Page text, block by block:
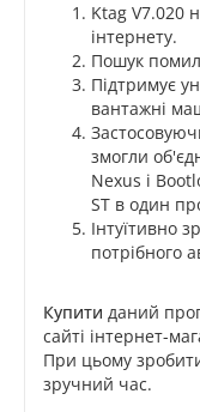
Ktag V7.020
інтернету.
Пошук
Підтримує
вантажні
змогли
Nexus і
ST в один
Інтуїтивно
потрібного
Купити даний
сайті інтернет-
При цьому
зручний час.